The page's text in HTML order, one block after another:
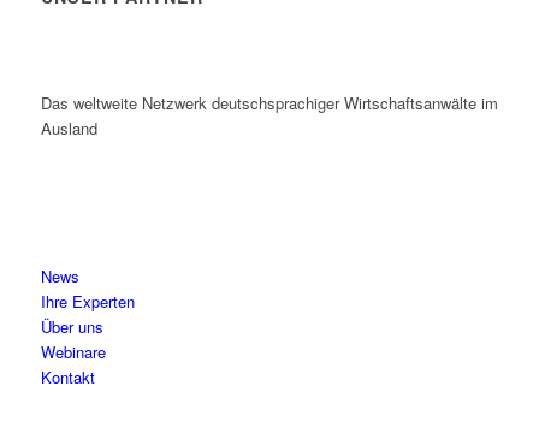
Das weltweite Netzwerk deutschsprachiger Wirtschaftsanwälte im
Ausland
News
Ihre Experten
Über uns
Webinare
Kontakt